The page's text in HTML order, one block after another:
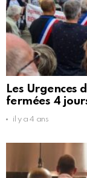
Les Urgences
fermées 4
il y a 4 ans